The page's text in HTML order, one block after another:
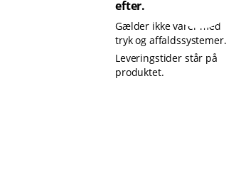
efter.
Gælder ikke varer med
tryk og affaldssystemer.
Leveringstider står på
produktet.